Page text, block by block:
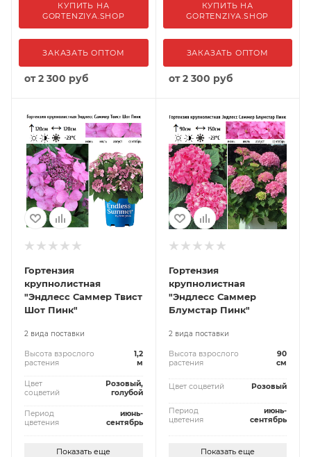
КУПИТЬ НА
GORTENZIYA.SHOP
ЗАКАЗАТЬ ОПТОМ
от2 300 руб
КУПИТЬ НА
GORTENZIYA.SHOP
ЗАКАЗАТЬ ОПТОМ
от2 300 руб
Гортензия
крупнолистная
"Эндлесс Саммер Твист
Шот Пинк"
2 вида поставки
Высота взрослого
растения
1,2
м
Цвет
соцветий
Розовый,
голубой
Период
цветения
июнь-
сентябрь
Показать еще
Гортензия
крупнолистная
"Эндлесс Саммер
Блумстар Пинк"
2 вида поставки
Высота взрослого
растения
90
см
Цвет соцветий Розовый
Период
цветения
июнь-
сентябрь
Показать еще